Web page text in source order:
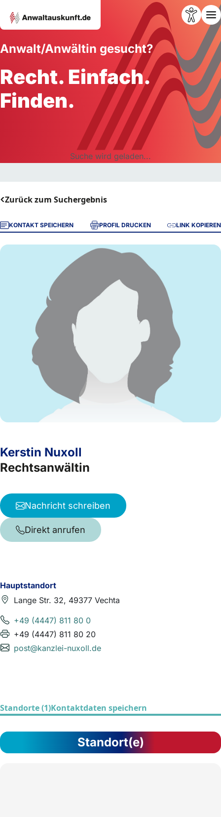
Anwalt/Anwältin gesucht?
Recht. Einfach.
Finden.
Suche wird geladen...
Zurück zum Suchergebnis
KONTAKT SPEICHERN PROFIL DRUCKEN LINK KOPIEREN
Hauptstandort
Lange Str. 32, 49377 Vechta
+49 (4447) 811 80 0
+49 (4447) 811 80 20
post@kanzlei-nuxoll.de
Kerstin Nuxoll
Rechtsanwältin
Nachricht schreiben
Direkt anrufen
Standorte (1)Kontaktdaten speichern
Standort(e)